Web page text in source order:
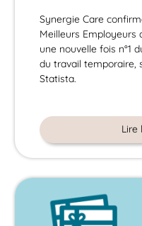
Synergie Care
Meilleurs Employeurs
une nouvelle fois n°1
du travail temporaire,
Statista.
Lire